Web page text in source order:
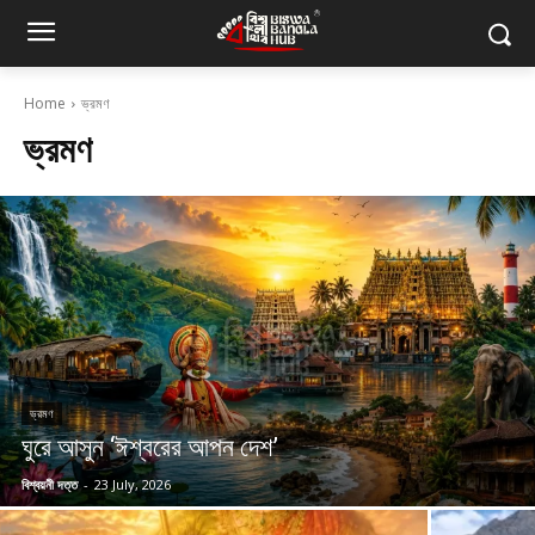
Home ভ্রমণ
ভ্রমণ
ভ্রমণ
ঘুরে আসুন ‘ঈশ্বরের আপন দেশ’
বিশ্বয়নী দত্ত - 23 July, 2026